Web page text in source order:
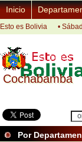
Cochabamba
Cochabamba
Inicio
Esto es Bolivia •
Por